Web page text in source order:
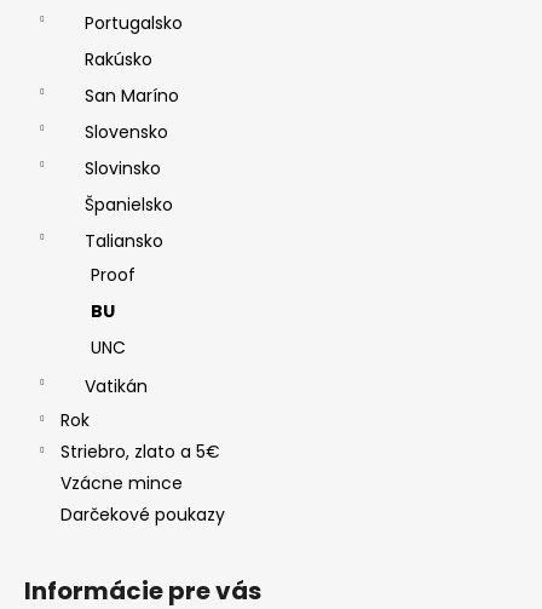
Portugalsko
Rakúsko
San Maríno
Slovensko
Slovinsko
Španielsko
Taliansko
Proof
BU
UNC
Vatikán
Rok
Striebro, zlato a 5€
Vzácne mince
Darčekové poukazy
Informácie pre vás